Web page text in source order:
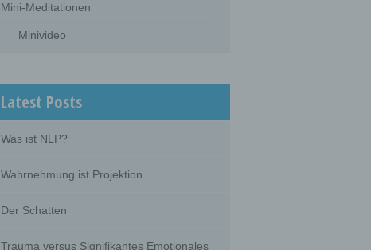
Mini-Meditationen
Minivideo
Latest Posts
Was ist NLP?
Wahrnehmung ist Projektion
Der Schatten
Trauma versus Signifikantes Emotionales